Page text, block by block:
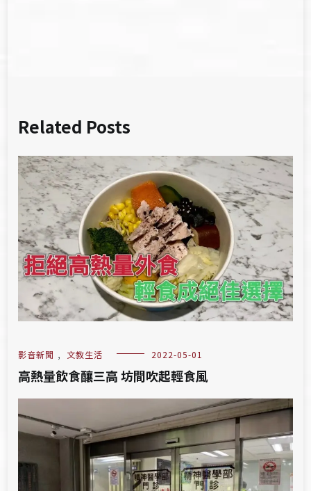
Related Posts
影音新聞 , 文教生活 2022-05-01
高熱量飲食釀三高 坊間吹起輕食風